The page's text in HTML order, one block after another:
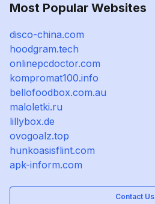
Most Popular Websites
disco-china.com
hoodgram.tech
onlinepcdoctor.com
kompromat100.info
bellofoodbox.com.au
maloletki.ru
lillybox.de
ovogoalz.top
hunkoasisflint.com
apk-inform.com
Contact Us